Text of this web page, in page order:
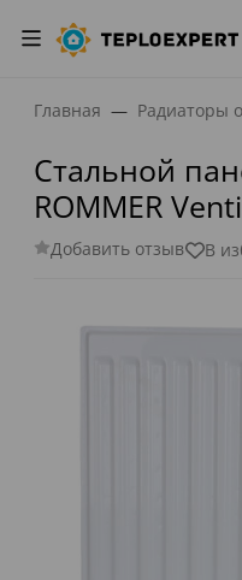
Главная Радиаторы
Стальной
ROMMER
Добавить отзыв В